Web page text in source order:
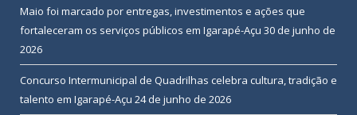
Maio foi marcado por entregas, investimentos e ações que
fortaleceram os serviços públicos em Igarapé-Açu 30 de junho de
2026
Concurso Intermunicipal de Quadrilhas celebra cultura, tradição e
talento em Igarapé-Açu 24 de junho de 2026